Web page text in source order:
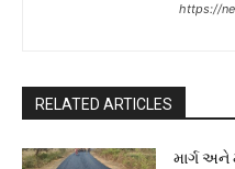
https://
RELATED ARTICLES
માર્ગ અને